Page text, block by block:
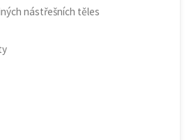
nástřešních těles